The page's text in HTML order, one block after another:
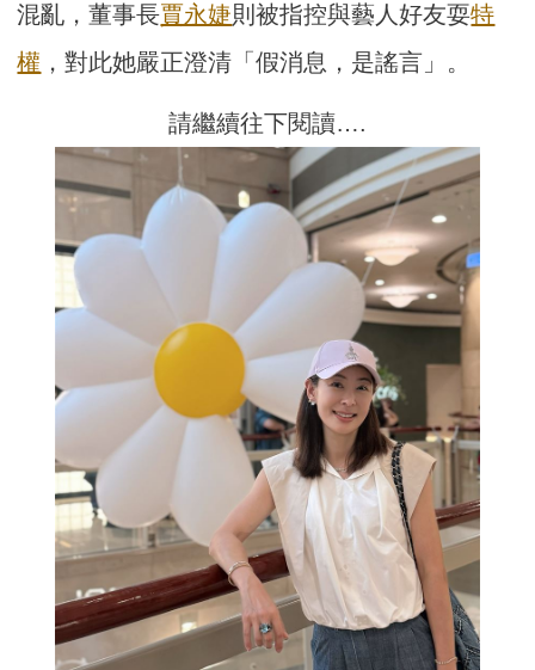
混亂，董事長賈永婕則被指控與藝人好友耍特
權 ，對此她嚴正澄清「假消息，是謠言」。
請繼續往下閱讀….